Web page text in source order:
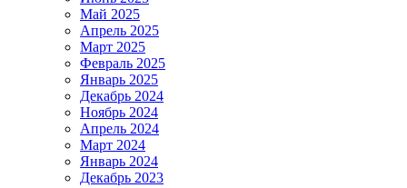
Май 2025
Апрель 2025
Март 2025
Февраль 2025
Январь 2025
Декабрь 2024
Ноябрь 2024
Апрель 2024
Март 2024
Январь 2024
Декабрь 2023